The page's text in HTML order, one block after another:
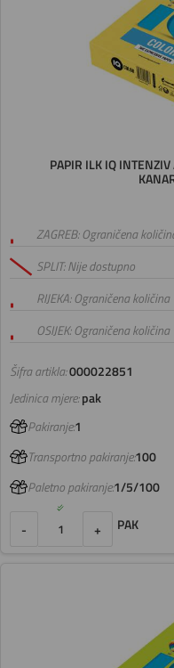
PAPIR ILK IQ
Šifra artikla:000022851
ZAGREB: Ograničena
SPLIT: Nije dostupno
RIJEKA: Ograničena količina
OSIJEK: Ograničena količina
Jedinica mjere:pak
Pakiranje:1
Transportno pakiranje:100
Paletno pakiranje:1/5/100
- + PAK